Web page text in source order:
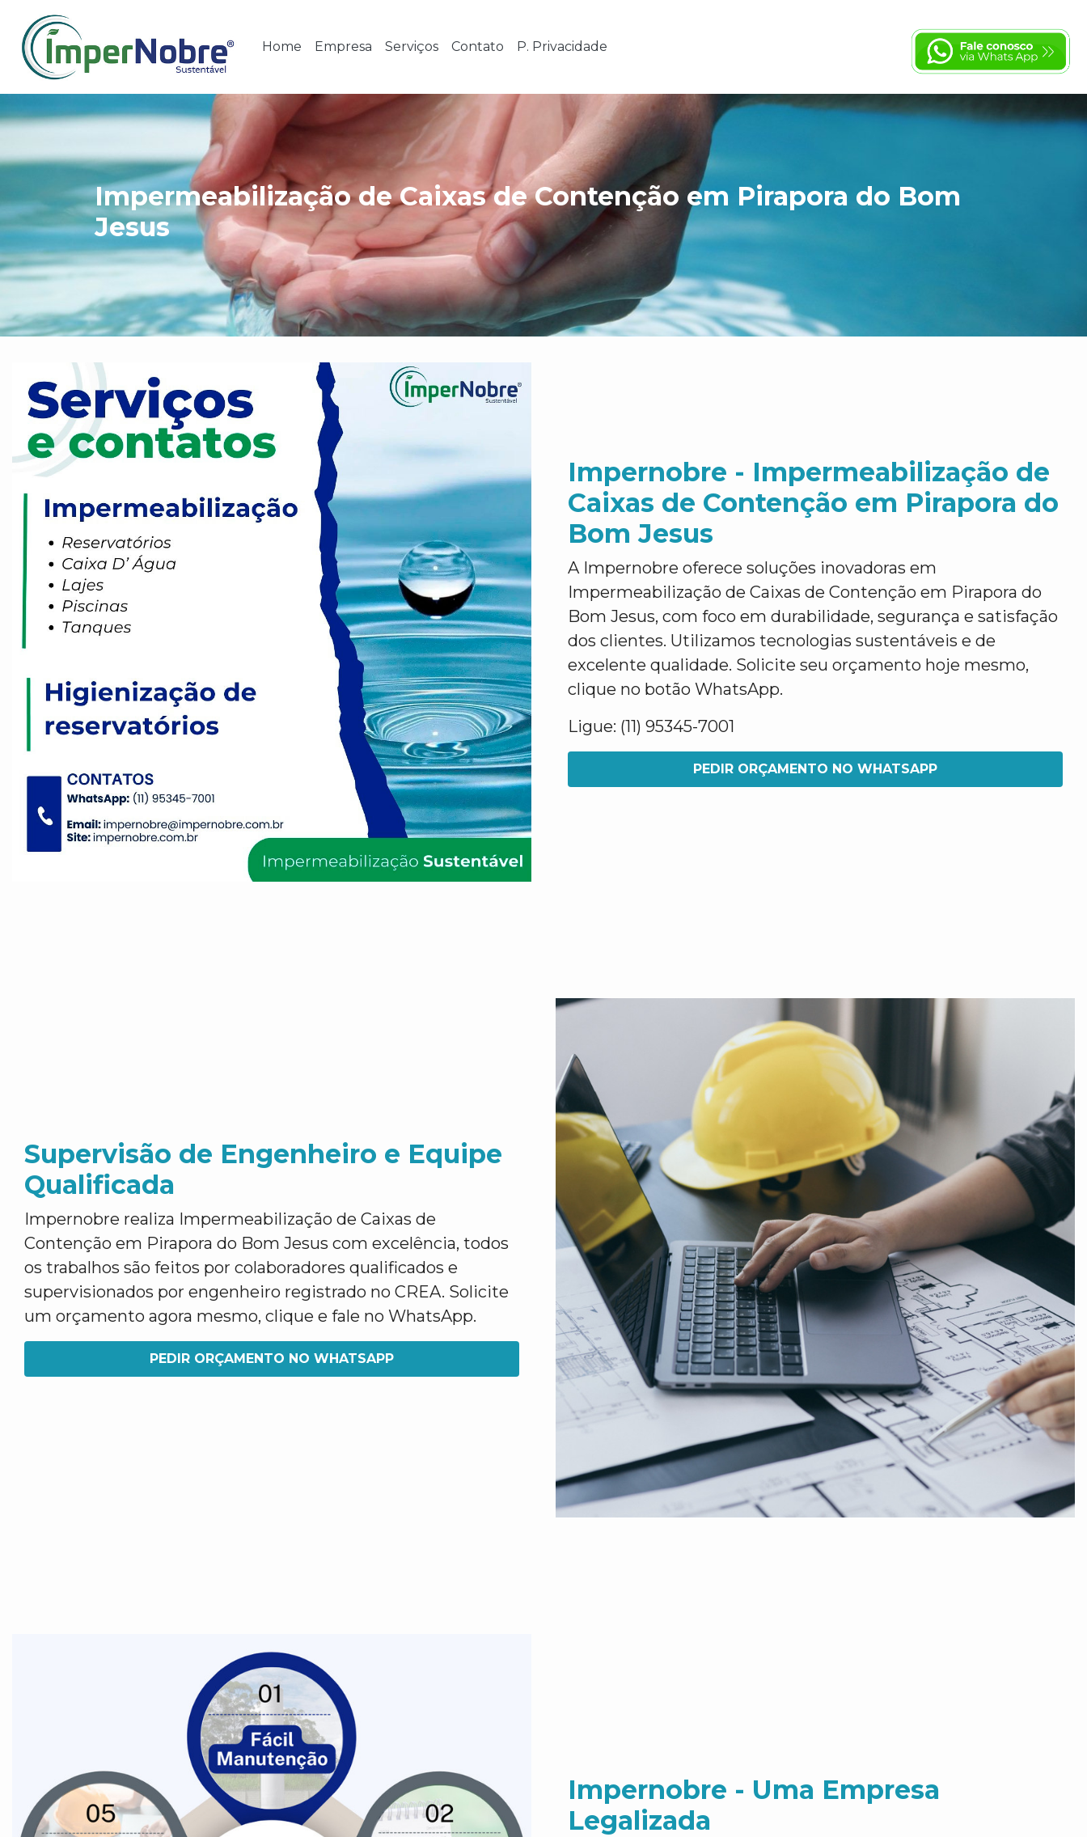
Home Empresa Serviços Contato P. Privacidade
Impermeabilização de Caixas de Contenção em Pirapora do Bom
Jesus
Impernobre - Impermeabilização de
Caixas de Contenção em Pirapora do
Bom Jesus
A Impernobre oferece soluções inovadoras em
Impermeabilização de Caixas de Contenção em Pirapora do
Bom Jesus, com foco em durabilidade, segurança e satisfação
dos clientes. Utilizamos tecnologias sustentáveis e de
excelente qualidade. Solicite seu orçamento hoje mesmo,
clique no botão WhatsApp.
Ligue: (11) 95345-7001
PEDIR ORÇAMENTO NO WHATSAPP
Supervisão de Engenheiro e Equipe
Qualificada
Impernobre realiza Impermeabilização de Caixas de
Contenção em Pirapora do Bom Jesus com excelência, todos
os trabalhos são feitos por colaboradores qualificados e
supervisionados por engenheiro registrado no CREA. Solicite
um orçamento agora mesmo, clique e fale no WhatsApp.
PEDIR ORÇAMENTO NO WHATSAPP
Impernobre - Uma Empresa
Legalizada